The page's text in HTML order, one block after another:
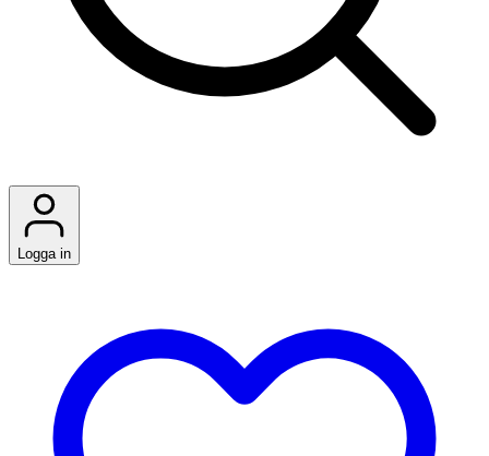
Logga in